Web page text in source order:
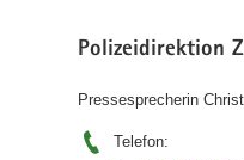
Polizeidirektion
Pressesprecherin
Telefon: